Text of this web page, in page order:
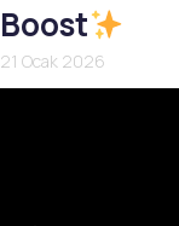
Boost
21 Ocak 2026